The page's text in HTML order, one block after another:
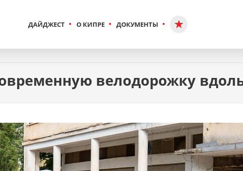
ДАЙДЖЕСТ О КИПРЕ ДОКУМЕНТЫ
велодорожку